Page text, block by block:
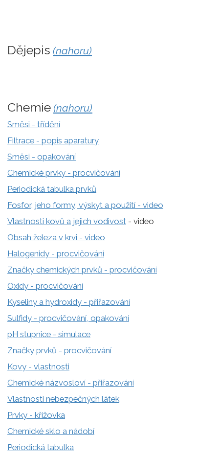
Dějepis (nahoru)
Chemie (nahoru)
Směsi - třídění
Filtrace - popis aparatury
Směsi - opakování
Chemické prvky - procvičování
Periodická tabulka prvků
Fosfor, jeho formy, výskyt a použití - video
Vlastnosti kovů a jejich vodivost - video
Obsah železa v krvi - video
Halogenidy - procvičování
Značky chemických prvků - procvičování
Oxidy - procvičování
Kyseliny a hydroxidy - přiřazování
Sulfidy - procvičování, opakování
pH stupnice - simulace
Značky prvků - procvičování
Kovy - vlastnosti
Chemické názvosloví - přiřazování
Vlastnosti nebezpečných látek
Prvky - křížovka
Chemické sklo a nádobí
Periodická tabulka